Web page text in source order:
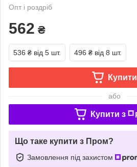
Опт і роздріб
562 ₴
536 ₴ від 5 шт. 496 ₴ від 8 шт.
Купити
або
Купити з
Що таке купити з Пром?
Замовлення під захистом